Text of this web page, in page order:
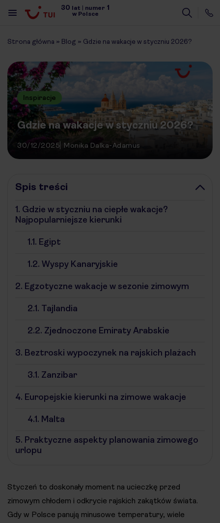
30 lat | numer 1
w Polsce
Strona główna » Blog » Gdzie na wakacje w styczniu 2026?
Inspiracje
Gdzie na wakacje w styczniu 2026?
30/12/2025 Monika Dalka-Adamus
Spis treści
1. Gdzie w styczniu na ciepłe wakacje?
Najpopularniejsze kierunki
1.1. Egipt
1.2. Wyspy Kanaryjskie
2. Egzotyczne wakacje w sezonie zimowym
2.1. Tajlandia
2.2. Zjednoczone Emiraty Arabskie
3. Beztroski wypoczynek na rajskich plażach
3.1. Zanzibar
4. Europejskie kierunki na zimowe wakacje
4.1. Malta
5. Praktyczne aspekty planowania zimowego
urlopu
Styczeń to doskonały moment na ucieczkę przed
zimowym chłodem i odkrycie rajskich zakątków świata.
Gdy w Polsce panują minusowe temperatury, wiele